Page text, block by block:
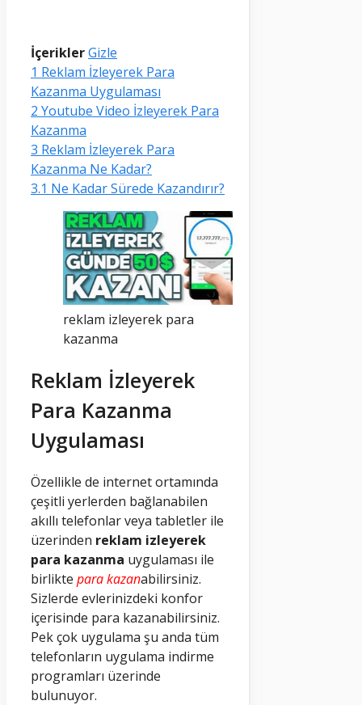
İçeriklerGizle
1 Reklam İzleyerek Para
Kazanma Uygulaması
2 Youtube Video İzleyerek Para
Kazanma
3 Reklam İzleyerek Para
Kazanma Ne Kadar?
3.1 Ne Kadar Sürede Kazandırır?
reklam izleyerek para
kazanma
Reklam İzleyerek
Para Kazanma
Uygulaması
Özellikle de internet ortamında
çeşitli yerlerden bağlanabilen
akıllı telefonlar veya tabletler ile
üzerinden reklam izleyerek
para kazanma uygulaması ile
birlikte para kazanabilirsiniz.
Sizlerde evlerinizdeki konfor
içerisinde para kazanabilirsiniz.
Pek çok uygulama şu anda tüm
telefonların uygulama indirme
programları üzerinde
bulunuyor.